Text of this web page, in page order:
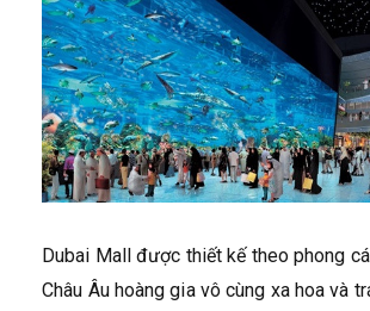
Dubai Mall được thiết kế theo phong
Châu Âu hoàng gia vô cùng xa hoa và